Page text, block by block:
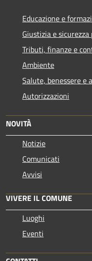
Educazione e
Giustizia e sicurezza
Tributi, finanze e
Ambiente
Salute, benessere e
Autorizzazioni
NOVITÀ
Notizie
Comunicati
Avvisi
VIVERE IL COMUNE
Luoghi
Eventi